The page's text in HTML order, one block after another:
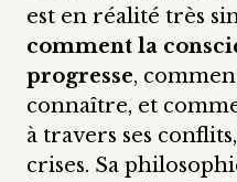
est en réalité très
comment la
progresse,
connaître, et
à travers ses
crises. Sa